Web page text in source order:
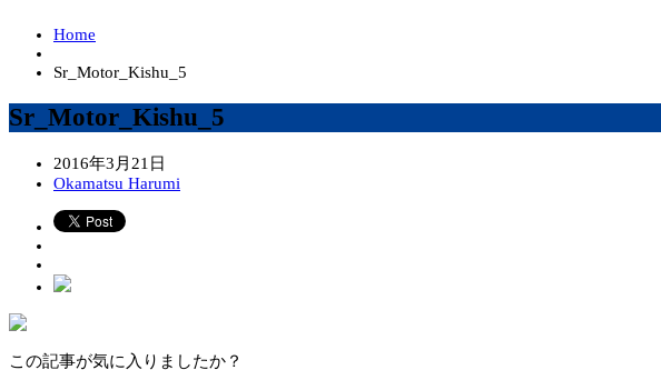
Home
Sr_Motor_Kishu_5
Sr_Motor_Kishu_5
2016年3月21日
Okamatsu Harumi
この記事が気に入りましたか？